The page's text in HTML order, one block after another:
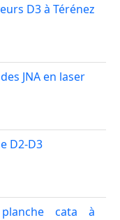
D3 à Térénez
JNA en laser
D2-D3
cata à